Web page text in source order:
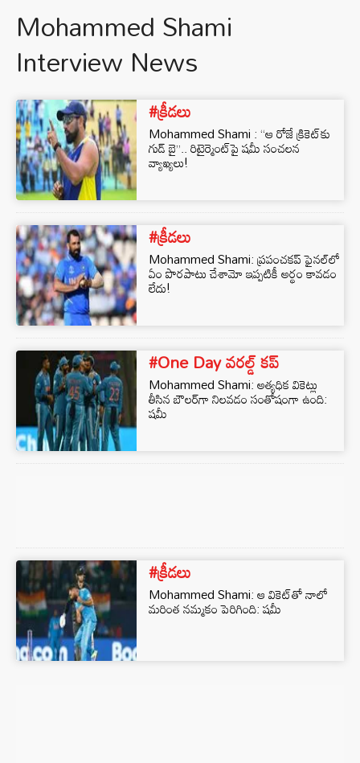
Mohammed Shami
Interview News
#క్రీడలు
Mohammed Shami : “ఆ రోజే క్రికెట్‌కు
గుడ్ బై”.. రిటైర్మెంట్‌పై షమీ సంచలన
వ్యాఖ్యలు!
#క్రీడలు
Mohammed Shami: ప్రపంచకప్‌ ఫైనల్‌లో
ఏం పొరపాటు చేశామో ఇప్పటికీ అర్థం కావడం
లేదు!
#One Day వరల్డ్ కప్
Mohammed Shami: అత్యధిక వికెట్లు
తీసిన బౌలర్‌గా నిలవడం సంతోషంగా ఉంది:
షమీ
#క్రీడలు
Mohammed Shami: ఆ వికెట్‌తో నాలో
మరింత నమ్మకం పెరిగింది: షమీ